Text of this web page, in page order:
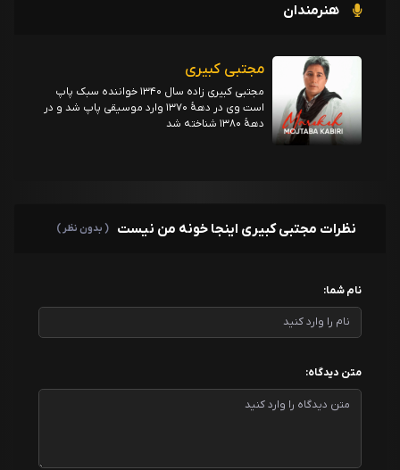
هنرمندان
مجتبی کبیری
مجتبی کبیری زاده سال ۱۳۴۰ خواننده سبک پاپ
است وی در دههٔ ۱۳۷۰ وارد موسیقی پاپ شد و در
دههٔ ۱۳۸۰ شناخته شد
نظرات مجتبی کبیری اینجا خونه من نیست ( بدون نظر )
نام شما:
متن دیدگاه: